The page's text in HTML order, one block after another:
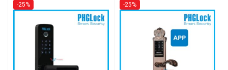
-25% -25%